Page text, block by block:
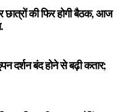
की फिर होगी बैठक, आज
दर्शन बंद होने से बढ़ी कतार;